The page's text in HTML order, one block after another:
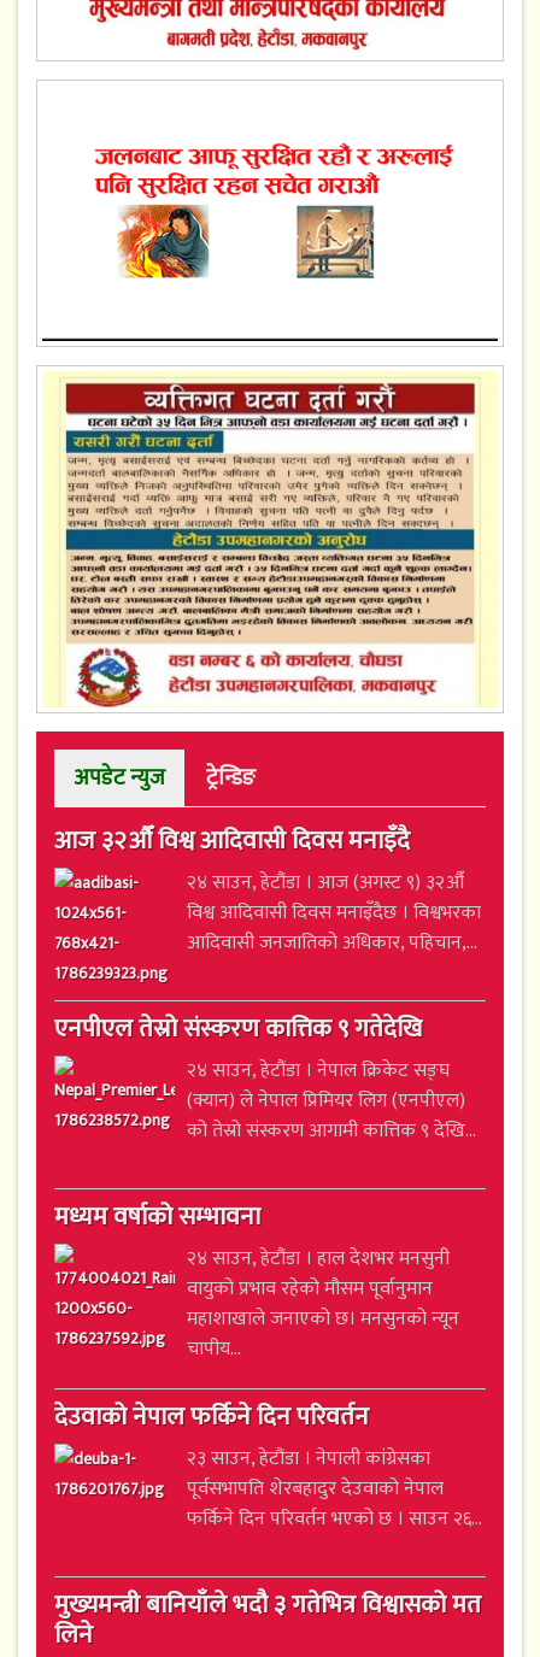
अपडेट न्युज ट्रेन्डिङ
आज ३२औँ विश्व आदिवासी दिवस मनाइँदै
२४ साउन, हेटौंडा । आज (अगस्ट ९) ३२औँ
विश्व आदिवासी दिवस मनाइँदैछ । विश्वभरका
आदिवासी जनजातिको अधिकार, पहिचान,...
एनपीएल तेस्रो संस्करण कात्तिक ९ गतेदेखि
२४ साउन, हेटौंडा । नेपाल क्रिकेट सङ्घ
(क्यान) ले नेपाल प्रिमियर लिग (एनपीएल)
को तेस्रो संस्करण आगामी कात्तिक ९ देखि...
मध्यम वर्षाको सम्भावना
२४ साउन, हेटौंडा । हाल देशभर मनसुनी
वायुको प्रभाव रहेको मौसम पूर्वानुमान
महाशाखाले जनाएको छ। मनसुनको न्यून
चापीय...
देउवाको नेपाल फर्किने दिन परिवर्तन
२३ साउन, हेटौंडा । नेपाली कांग्रेसका
पूर्वसभापति शेरबहादुर देउवाको नेपाल
फर्किने दिन परिवर्तन भएको छ । साउन २६...
मुख्यमन्त्री बानियाँले भदौ ३ गतेभित्र विश्वासको मत
लिने